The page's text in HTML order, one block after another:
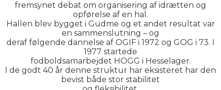
fremsynet debat om organisering af idrætten og
opførelse af en hal.
Hallen blev bygget i Gudme og et andet resultat var
en sammenslutning – og
deraf følgende dannelse af OGIF i 1972 og GOG i 73. I
1977 startede
fodboldsamarbejdet HOGG i Hesselager.
I de godt 40 år denne struktur har eksisteret har den
bevist både stor stabilitet